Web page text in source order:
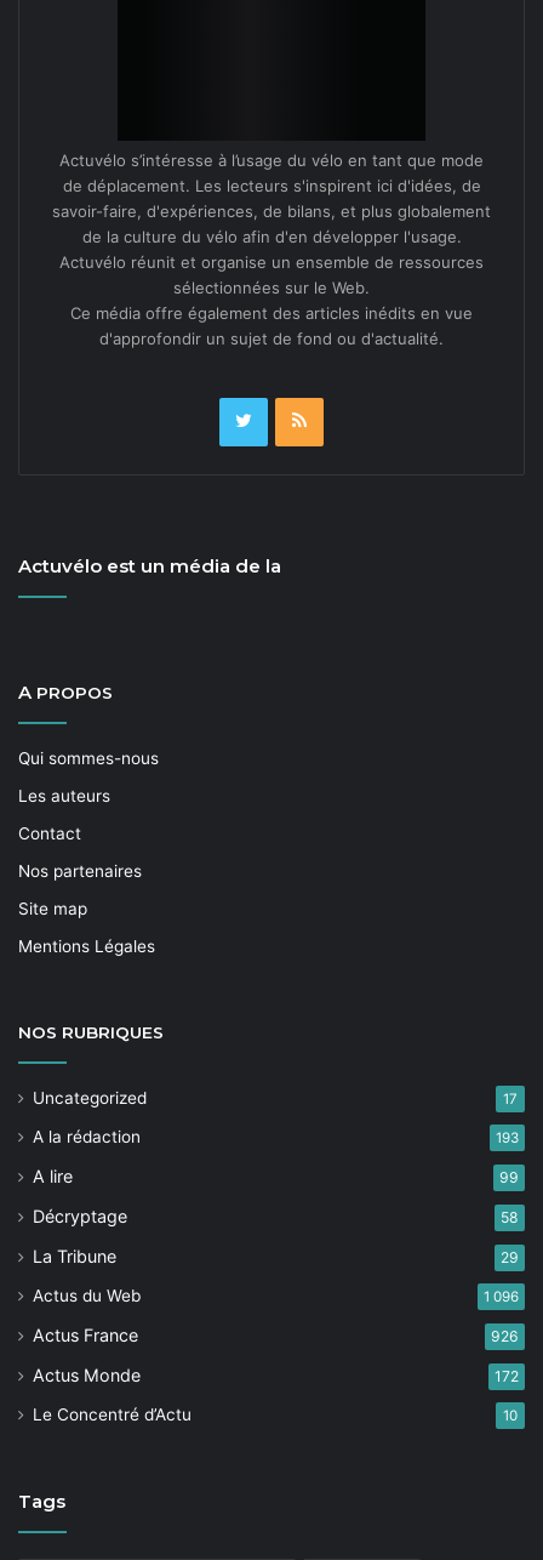
Actuvélo s’intéresse à l’usage du vélo en tant que mode
de déplacement. Les lecteurs s'inspirent ici d'idées, de
savoir-faire, d'expériences, de bilans, et plus globalement
de la culture du vélo afin d'en développer l'usage.
Actuvélo réunit et organise un ensemble de ressources
sélectionnées sur le Web.
Ce média offre également des articles inédits en vue
d'approfondir un sujet de fond ou d'actualité.
Actuvélo est un média de la
A PROPOS
Qui sommes-nous
Les auteurs
Contact
Nos partenaires
Site map
Mentions Légales
NOS RUBRIQUES
Uncategorized 17
A la rédaction 193
A lire 99
Décryptage 58
La Tribune 29
Actus du Web 1 096
Actus France 926
Actus Monde 172
Le Concentré d’Actu 10
Tags